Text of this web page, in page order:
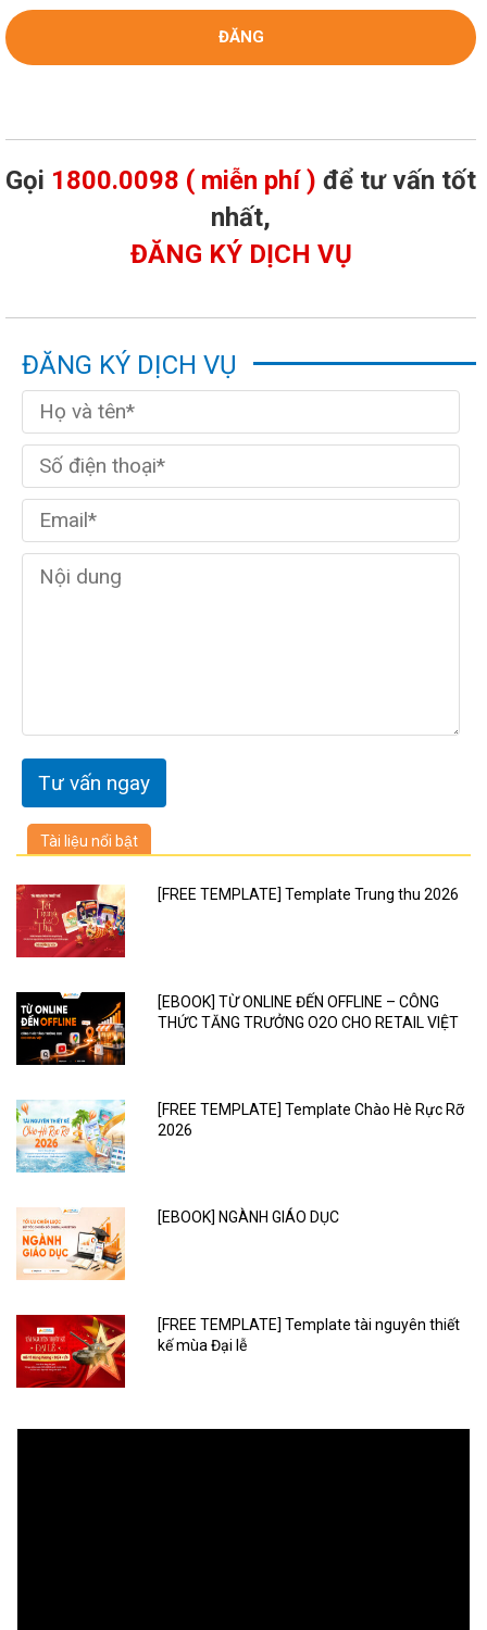
Gọi 1800.0098 ( miễn phí ) để tư vấn tốt
nhất,
ĐĂNG KÝ DỊCH VỤ
ĐĂNG KÝ DỊCH VỤ
Tài liệu nổi bật
[FREE TEMPLATE] Template Trung thu 2026
[EBOOK] TỪ ONLINE ĐẾN OFFLINE – CÔNG
THỨC TĂNG TRƯỞNG O2O CHO RETAIL VIỆT
[FREE TEMPLATE] Template Chào Hè Rực Rỡ
2026
[EBOOK] NGÀNH GIÁO DỤC
[FREE TEMPLATE] Template tài nguyên thiết
kế mùa Đại lễ